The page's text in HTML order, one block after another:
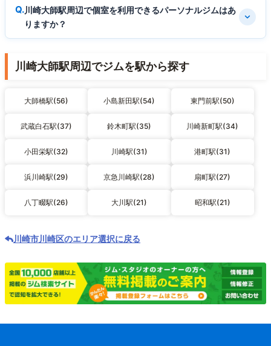
川崎大師駅周辺で個室を利用できるパーソナルジムはあ
りますか？
川崎大師駅周辺でジムを駅から探す
大師橋駅(56) 小島新田駅(54) 東門前駅(50)
武蔵白石駅(37) 鈴木町駅(35) 川崎新町駅(34)
小田栄駅(32) 川崎駅(31) 港町駅(31)
浜川崎駅(29) 京急川崎駅(28) 扇町駅(27)
八丁畷駅(26) 大川駅(21) 昭和駅(21)
川崎市川崎区のエリア選択に戻る